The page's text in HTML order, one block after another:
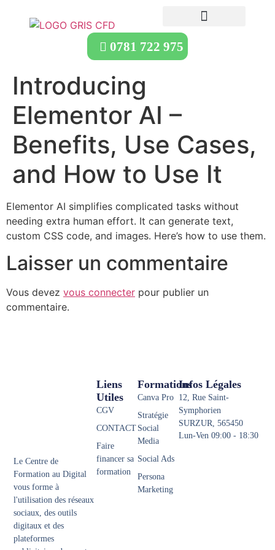
0781 722 975
Introducing
Elementor AI –
Benefits, Use Cases,
and How to Use It
Elementor AI simplifies complicated tasks without
needing extra human effort. It can generate text,
custom CSS code, and images. Here’s how to use them.
Laisser un commentaire
Vous devez vous connecter pour publier un
commentaire.
Le Centre de
Formation au Digital
vous forme à
l'utilisation des réseaux
sociaux, des outils
digitaux et des
plateformes
Formations
Canva Pro
Stratégie
Social
Media
Social Ads
Persona
Marketing
Liens
Utiles
CGV
CONTACT
Faire
financer sa
formation
Infos Légales
12, Rue Saint-
Symphorien
SURZUR, 565450
Lun-Ven 09:00 - 18:30